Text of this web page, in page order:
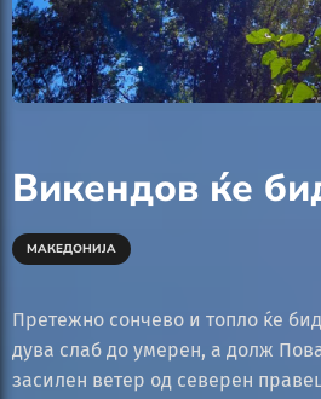
Викендов ќе
МАКЕДОНИЈА
Претежно сончево и топло ќе
дува слаб до умерен, а долж
засилен ветер од северен